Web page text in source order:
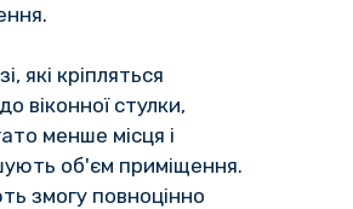
які кріпляться
віконної стулки,
менше місця і
об'єм приміщення.
змогу повноцінно